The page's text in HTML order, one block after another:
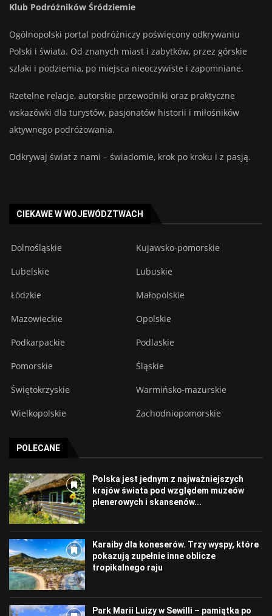
Klub Podróżników Śródziemie
Ogólnopolski portal podróżniczy poświęcony odkrywaniu
Polski i świata. Od znanych miast i zabytków, przez górskie
szlaki i podziemia, po miejsca nieoczywiste i zapomniane.
Rzetelne relacje, autorskie przewodniki oraz praktyczne
wskazówki dla turystów, pasjonatów historii i miłośników
aktywnego podróżowania.
Odkrywaj świat z nami – świadomie, krok po kroku i z pasją.
CIEKAWE W WOJEWÓDZTWACH
Dolnośląskie Kujawsko-pomorskie
Lubelskie Lubuskie
Łódzkie Małopolskie
Mazowieckie Opolskie
Podkarpackie Podlaskie
Pomorskie Śląskie
Świętokrzyskie Warmińsko-mazurskie
Wielkopolskie Zachodniopomorskie
POLECANE
Polska jest jednym z najważniejszych
krajów świata pod względem muzeów
plenerowych i skansenów...
Karaiby dla koneserów. Trzy wyspy, które
pokazują zupełnie inne oblicze
tropikalnego raju
Park Marii Luizy w Sewilli – pamiątka po